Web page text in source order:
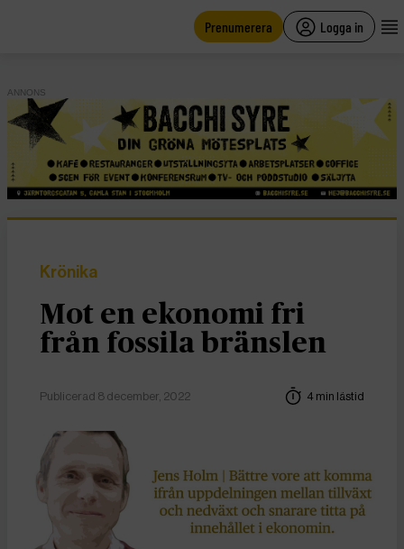
Prenumerera Logga in
ANNONS
Krönika
Mot en ekonomi fri
från fossila bränslen
Publicerad 8 december, 2022 4 min lästid